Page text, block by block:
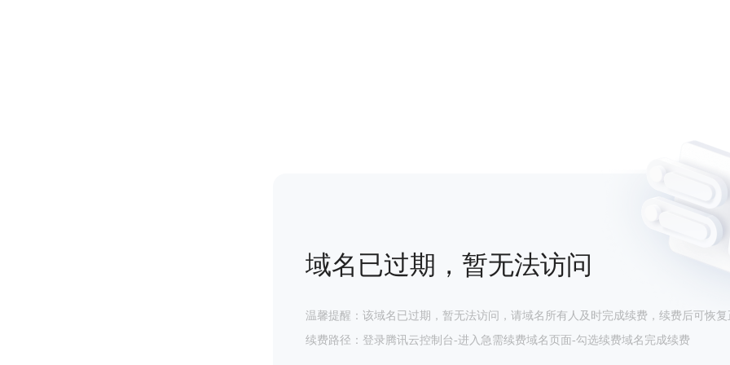
域名已过期，暂无法访问
温馨提醒：该域名已过期，暂无法访问，请域名所有人及时完成续费，续费后可恢复
续费路径：登录腾讯云控制台-进入急需续费域名页面-勾选续费域名完成续费